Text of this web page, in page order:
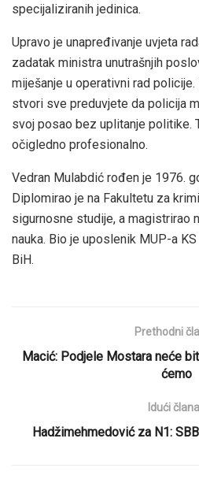
specijaliziranih jedinica.
Upravo je unapređivanje uvjeta
zadatak ministra unutrašnjih
miješanje u operativni rad
stvori sve preduvjete da policija
svoj posao bez uplitanje politike.
očigledno profesionalno.
Vedran Mulabdić rođen je 1976.
Diplomirao je na Fakultetu za
sigurnosne studije, a magistrirao
nauka. Bio je uposlenik MUP-a
BiH.
Prethodni
Macić: Podjele Mostara neće
ćemo
Idući
Hadžimehmedović za N1: